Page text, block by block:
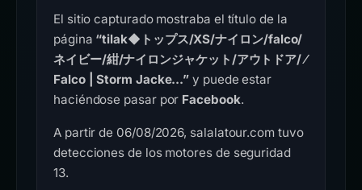
El sitio capturado mostraba el título de la
página “tilak◆トップス/XS/ナイロン/falco/
ネイビー/紺/ナイロンジャケット/アウトドア/ ⁄
Falco | Storm Jacke...” y puede estar
haciéndose pasar por Facebook.
A partir de 06/08/2026, salalatour.com tuvo
detecciones de los motores de seguridad
13.